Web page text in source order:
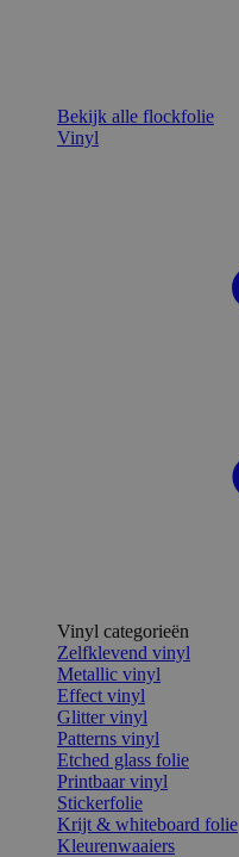
Bekijk alle flockfolie
Vinyl
Vinyl categorieën
Zelfklevend vinyl
Metallic vinyl
Effect vinyl
Glitter vinyl
Patterns vinyl
Etched glass folie
Printbaar vinyl
Stickerfolie
Krijt & whiteboard folie
Kleurenwaaiers